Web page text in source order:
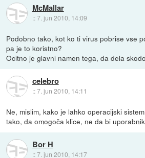
McMallar
::7. jun 2010, 14:09
Podobno tako, kot ko ti virus pobrise vse
pa je to koristno?
Ocitno je glavni namen tega, da dela
celebro
::7. jun 2010, 14:11
Ne, mislim, kako je lahko operacijski
tako, da omogoča klice, ne da bi
Bor H
::7. jun 2010, 14:17